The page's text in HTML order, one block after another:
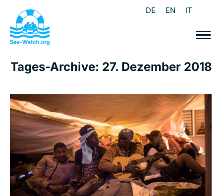
DE EN IT
Tages-Archive: 27. Dezember 2018